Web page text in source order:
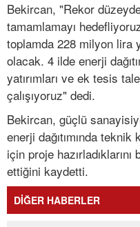
Bekircan, "Rekor düzeyde
tamamlamayı
toplamda 228 milyon lira
olacak. 4 ilde enerji
yatırımları ve ek tesis
çalışıyoruz" dedi.
Bekircan, güçlü
enerji dağıtımında teknik
için proje
ettiğini kaydetti.
DİĞER HABERLER